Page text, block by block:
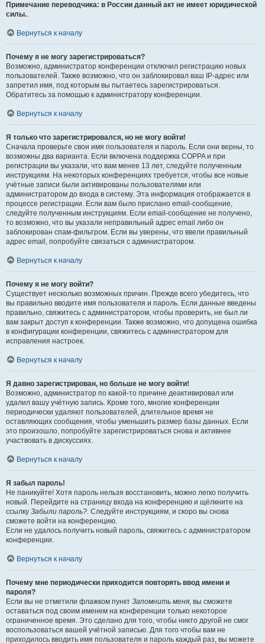
Примечание переводчика: в России данный акт не имеет юридической
силы..
Вернуться к началу
Почему я не могу зарегистрироваться?
Возможно, администратор конференции отключил регистрацию новых
пользователей. Также возможно, что он заблокировал ваш IP-адрес или
запретил имя, под которым вы пытаетесь зарегистрироваться.
Обратитесь за помощью к администратору конференции.
Вернуться к началу
Я только что зарегистрировался, но не могу войти!
Сначала проверьте свои имя пользователя и пароль. Если они верны, то
возможны два варианта. Если включена поддержка COPPA и при
регистрации вы указали, что вам менее 13 лет, следуйте полученным
инструкциям. На некоторых конференциях требуется, чтобы все новые
учётные записи были активированы пользователями или
администратором до входа в систему. Эта информация отображается в
процессе регистрации. Если вам было прислано email-сообщение,
следуйте полученным инструкциям. Если email-сообщение не получено,
то возможно, что вы указали неправильный адрес email либо он
заблокирован спам-фильтром. Если вы уверены, что ввели правильный
адрес email, попробуйте связаться с администратором.
Вернуться к началу
Почему я не могу войти?
Существует несколько возможных причин. Прежде всего убедитесь, что
вы правильно вводите имя пользователя и пароль. Если данные введены
правильно, свяжитесь с администратором, чтобы проверить, не был ли
вам закрыт доступ к конференции. Также возможно, что допущена ошибка
в конфигурации конференции, свяжитесь с администратором для
исправления настроек.
Вернуться к началу
Я давно зарегистрирован, но больше не могу войти!
Возможно, администратор по какой-то причине деактивировал или
удалил вашу учётную запись. Кроме того, многие конференции
периодически удаляют пользователей, длительное время не
оставляющих сообщения, чтобы уменьшить размер базы данных. Если
это произошло, попробуйте зарегистрироваться снова и активнее
участвовать в дискуссиях.
Вернуться к началу
Я забыл пароль!
Не паникуйте! Хотя пароль нельзя восстановить, можно легко получить
новый. Перейдите на страницу входа на конференцию и щёлкните на
ссылку Забыли пароль?. Следуйте инструкциям, и скоро вы снова
сможете войти на конференцию.
Если не удалось получить новый пароль, свяжитесь с администратором
конференции.
Вернуться к началу
Почему мне периодически приходится повторять ввод имени и
пароля?
Если вы не отметили флажком пункт Запомнить меня, вы сможете
оставаться под своим именем на конференции только некоторое
ограниченное время. Это сделано для того, чтобы никто другой не смог
воспользоваться вашей учётной записью. Для того чтобы вам не
приходилось вводить имя пользователя и пароль каждый раз, вы можете